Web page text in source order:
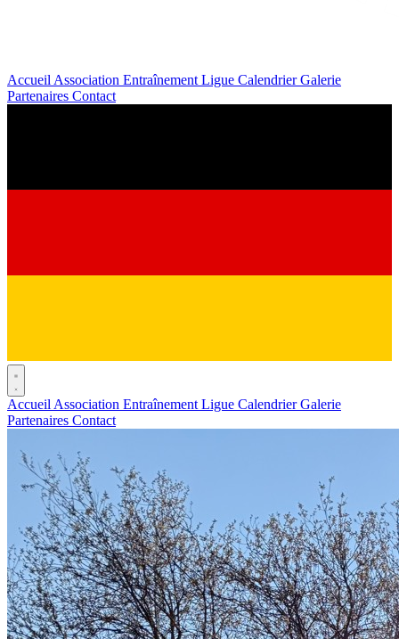
Accueil Association Entraînement Ligue CalendrierGalerie
Partenaires Contact
Accueil Association Entraînement Ligue CalendrierGalerie
Partenaires Contact